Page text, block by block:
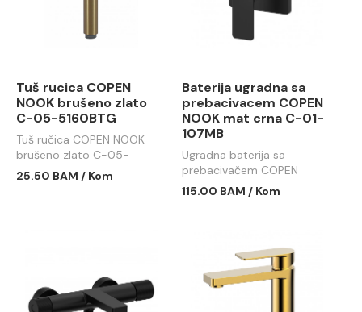
Tuš rucica COPEN
NOOK brušeno zlato
C-05-5160BTG
Tuš ručica COPEN NOOK
brušeno zlato C-05-
5160BTG
25.50 BAM / Kom
Baterija ugradna sa
prebacivacem COPEN
NOOK mat crna C-01-
107MB
Ugradna baterija sa
prebacivačem COPEN
NOOK mat crna C-01-
115.00 BAM / Kom